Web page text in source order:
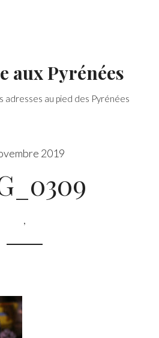
aux Pyrénées
adresses au pied des Pyrénées
2019
,